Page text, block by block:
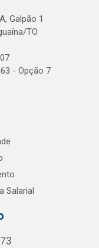
Galpão 1
TO
- Opção 7
Salarial